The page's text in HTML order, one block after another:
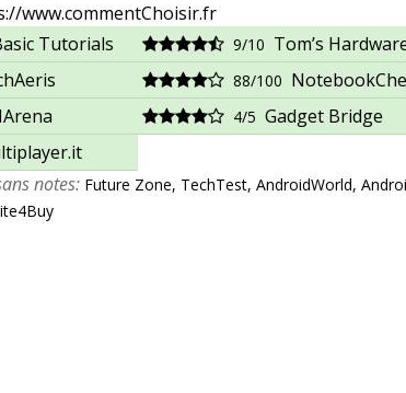
www.commentChoisir.fr
Tutorials 9/10 Tom’s
88/100
4/5 Gadget Bridge
notes: Future Zone, TechTest, AndroidWorld,